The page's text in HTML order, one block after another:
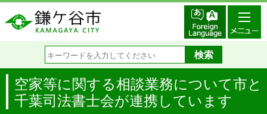
空家等に関する相談業務について市と
千葉司法書士会が連携しています